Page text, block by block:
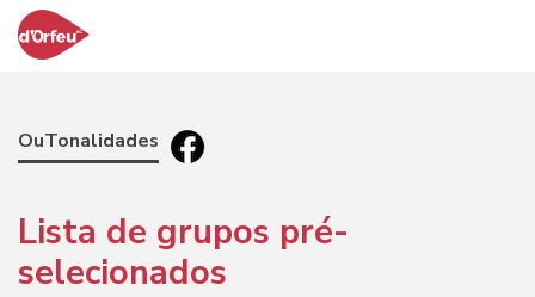
OuTonalidades
Lista de grupos pré-
selecionados